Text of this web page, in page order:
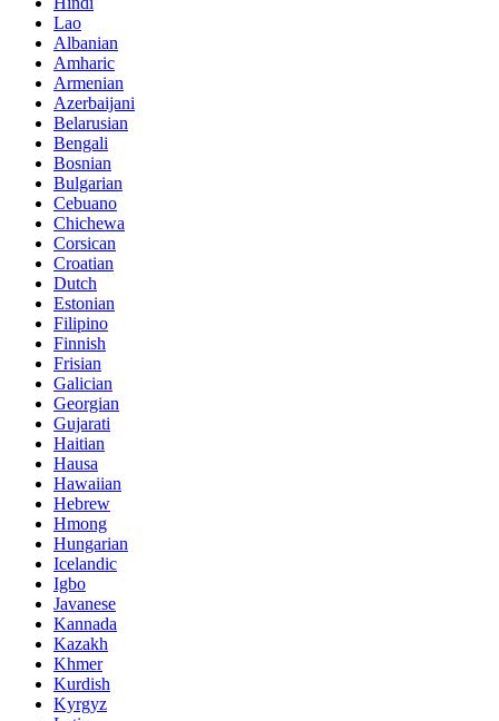
Lao
Albanian
Amharic
Armenian
Azerbaijani
Belarusian
Bengali
Bosnian
Bulgarian
Cebuano
Chichewa
Corsican
Croatian
Dutch
Estonian
Filipino
Finnish
Frisian
Galician
Georgian
Gujarati
Haitian
Hausa
Hawaiian
Hebrew
Hmong
Hungarian
Icelandic
Igbo
Javanese
Kannada
Kazakh
Khmer
Kurdish
Kyrgyz